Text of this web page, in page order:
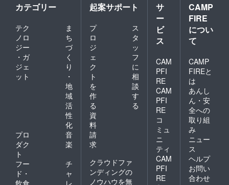
カテゴリー
テク
ノロ
ジー
・ガ
ジェ
ット
ま
ち
づ
く
り
・
地
域
活
性
化
プロ
ダク
ト
音
楽
フー
ド・
飲食
チ
ャ
レ
起案サポート
プ
ロ
ジ
ェ
ク
ト
を
作
る
ス
タ
ッ
フ
に
相
談
す
る
資
料
請
求
クラウドファ
ンディングの
ノウハウを無
サ
ー
ビ
ス
CAM
PFI
RE
CAM
PFI
RE
コ
ミュ
ニ
ティ
CAM
PFI
RE
CAMP
FIRE
につい
て
CAMP
FIREと
は
あんし
ん・安
全への
取り組
み
ニュー
ス
ヘルプ
お問い
合わせ